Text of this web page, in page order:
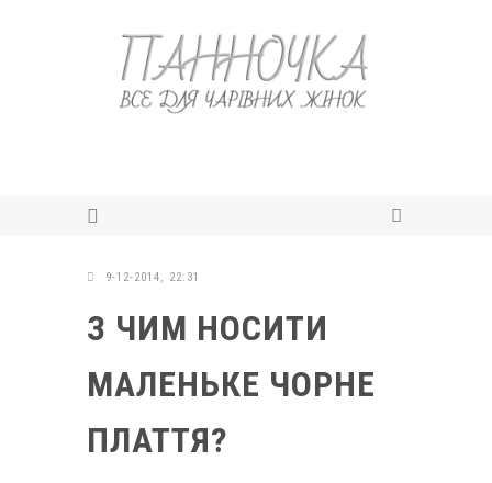
9-12-2014, 22:31
З ЧИМ НОСИТИ
МАЛЕНЬКЕ ЧОРНЕ
ПЛАТТЯ?